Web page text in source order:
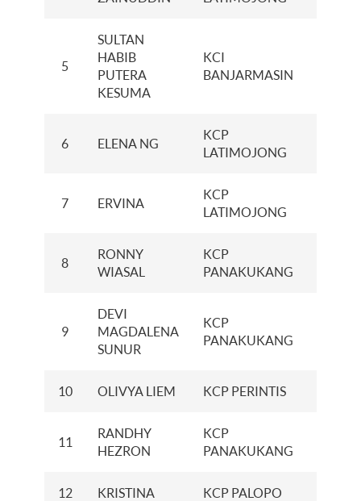
5
SULTAN
HABIB
PUTERA
KESUMA
KCI
BANJARMASIN
6 ELENA NG
KCP
LATIMOJONG
7 ERVINA
KCP
LATIMOJONG
8
RONNY
WIASAL
KCP
PANAKUKANG
9
DEVI
MAGDALENA
SUNUR
KCP
PANAKUKANG
10 OLIVYA LIEM KCP PERINTIS
11
RANDHY
HEZRON
KCP
PANAKUKANG
12 KRISTINA KCP PALOPO